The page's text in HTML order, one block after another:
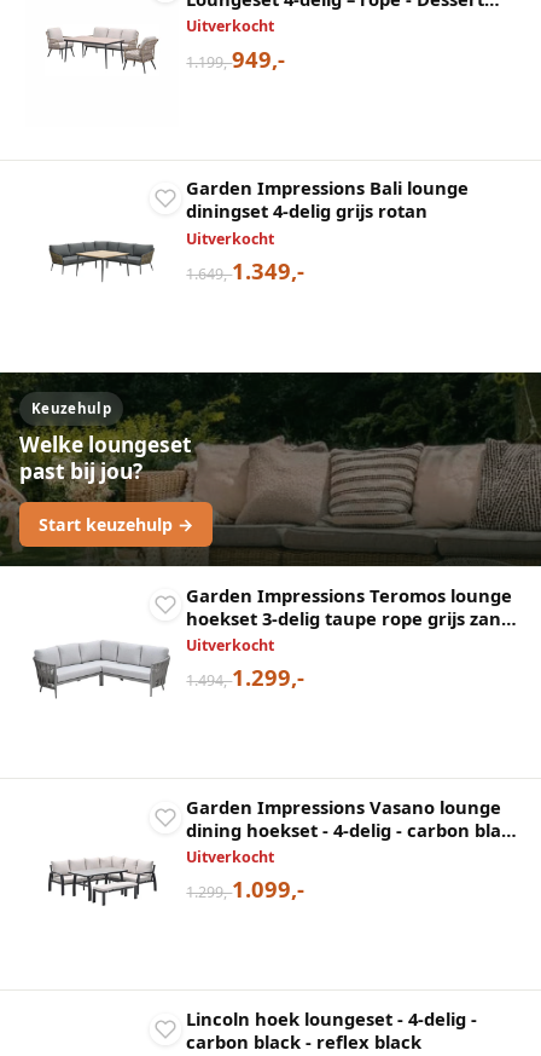
Sand
Uitverkocht
1.199,-949,-
Garden Impressions Bali lounge
diningset 4-delig grijs rotan
Uitverkocht
1.649,-1.349,-
Keuzehulp
Welke loungeset
past bij jou?
Start keuzehulp →
Garden Impressions Teromos lounge
hoekset 3-delig taupe rope grijs zand
valley sand
Uitverkocht
1.494,-1.299,-
Garden Impressions Vasano lounge
dining hoekset - 4-delig - carbon black
- desert sand - slate grey keramisch
Uitverkocht
1.299,-1.099,-
Lincoln hoek loungeset - 4-delig -
carbon black - reflex black